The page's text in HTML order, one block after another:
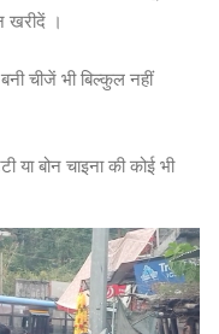
खरीदें ।
चीजें भी बिल्कुल नहीं
या बोन चाइना की कोई भी